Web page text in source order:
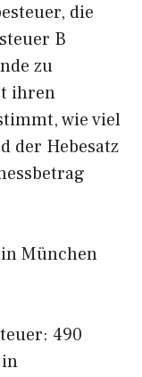
die
B
zu
ihren
wie viel
der Hebesatz
München
490